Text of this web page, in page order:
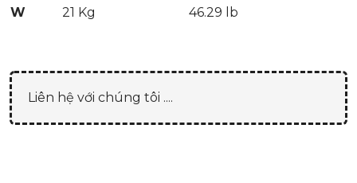
W
21 Kg 46.29 lb
Liên hệ với chúng tôi ....